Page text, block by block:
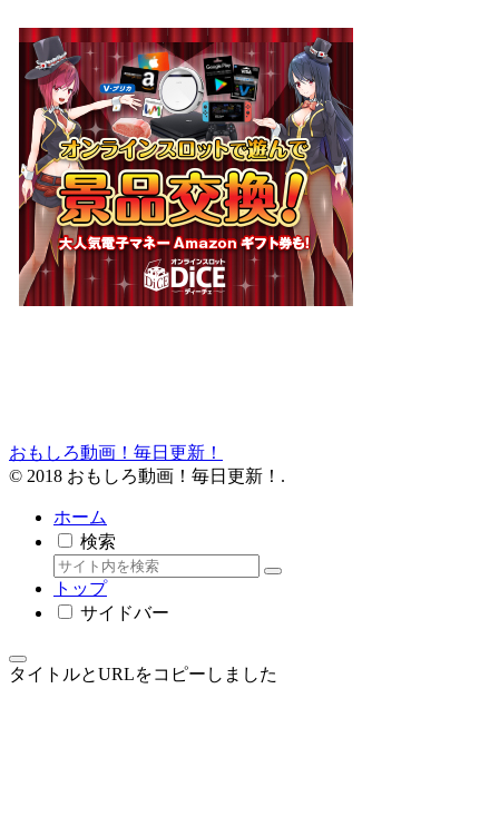
おもしろ動画！毎日更新！
© 2018 おもしろ動画！毎日更新！.
ホーム
検索
トップ
サイドバー
タイトルとURLをコピーしました